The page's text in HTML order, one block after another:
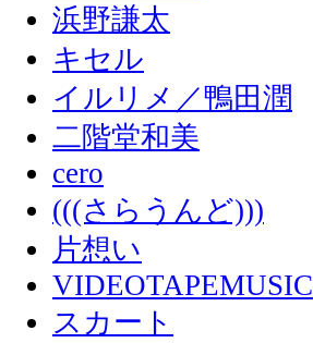
浜野謙太
キセル
イルリメ／鴨田潤
二階堂和美
cero
(((さらうんど)))
片想い
VIDEOTAPEMUSIC
スカート